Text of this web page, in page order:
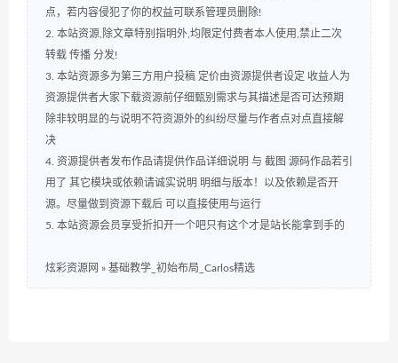
点，若内容侵犯了你的权益可联系管理员删除!
2. 本站资源,除文章特别指明外,均限定付费者本人使用,禁止二次
转载 传播 分发!
3. 本站资源多为第三方用户投稿 定价由资源提供者设定 收益人为
资源提供者大家下载资源前仔细甄别需求与其描述是否可达预期
除非较明显的与说明不符资源外的纠纷尽量与作者点对点直接解
决
4. 资源提供者发布作品请提供作品详细说明 与 截图 源码作品若引
用了 其它模块或依赖请诚实说明 明细与版本！以及依赖是否开
源。尽量做到资源下载后 可以直接使用与运行
5. 本站资源会员享受折扣开一个吧只有这个才是站长能拿到手的
炫彩资源网 » 基础教学_初始布局_Carlos精选